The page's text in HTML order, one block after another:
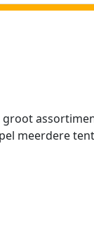
groot
meerdere